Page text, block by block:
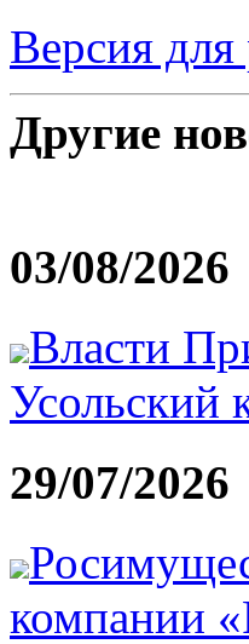
Версия для
Другие
03/08/2026
Власти
29/07/2026
компании